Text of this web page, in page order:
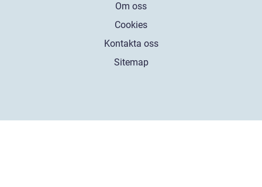
Om oss
Cookies
Kontakta oss
Sitemap